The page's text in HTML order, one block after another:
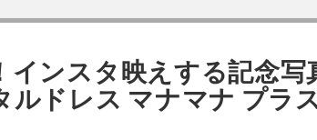
ンスタ映えする記念写
ルドレス マナマナ プラ